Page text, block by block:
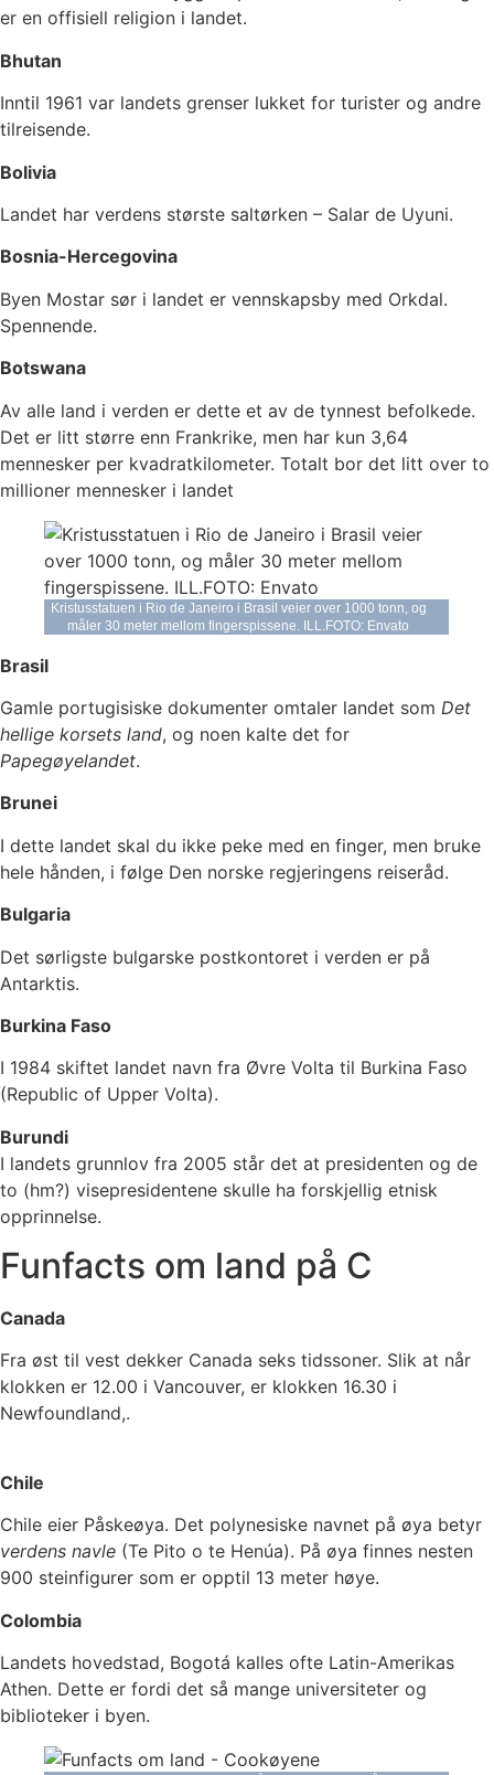
er en offisiell religion i landet.
Bhutan
Inntil 1961 var landets grenser lukket for turister og andre
tilreisende.
Bolivia
Landet har verdens største saltørken – Salar de Uyuni.
Bosnia-Hercegovina
Byen Mostar sør i landet er vennskapsby med Orkdal.
Spennende.
Botswana
Av alle land i verden er dette et av de tynnest befolkede.
Det er litt større enn Frankrike, men har kun 3,64
mennesker per kvadratkilometer. Totalt bor det litt over to
millioner mennesker i landet
Kristusstatuen i Rio de Janeiro i Brasil veier over 1000 tonn, og
måler 30 meter mellom fingerspissene. ILL.FOTO: Envato
Brasil
Gamle portugisiske dokumenter omtaler landet som Det
hellige korsets land, og noen kalte det for
Papegøyelandet.
Brunei
I dette landet skal du ikke peke med en finger, men bruke
hele hånden, i følge Den norske regjeringens reiseråd.
Bulgaria
Det sørligste bulgarske postkontoret i verden er på
Antarktis.
Burkina Faso
I 1984 skiftet landet navn fra Øvre Volta til Burkina Faso
(Republic of Upper Volta).
Burundi
I landets grunnlov fra 2005 står det at presidenten og de
to (hm?) visepresidentene skulle ha forskjellig etnisk
opprinnelse.
Funfacts om land på C
Canada
Fra øst til vest dekker Canada seks tidssoner. Slik at når
klokken er 12.00 i Vancouver, er klokken 16.30 i
Newfoundland,.
Chile
Chile eier Påskeøya. Det polynesiske navnet på øya betyr
verdens navle (Te Pito o te Henúa). På øya finnes nesten
900 steinfigurer som er opptil 13 meter høye.
Colombia
Landets hovedstad, Bogotá kalles ofte Latin-Amerikas
Athen. Dette er fordi det så mange universiteter og
biblioteker i byen.